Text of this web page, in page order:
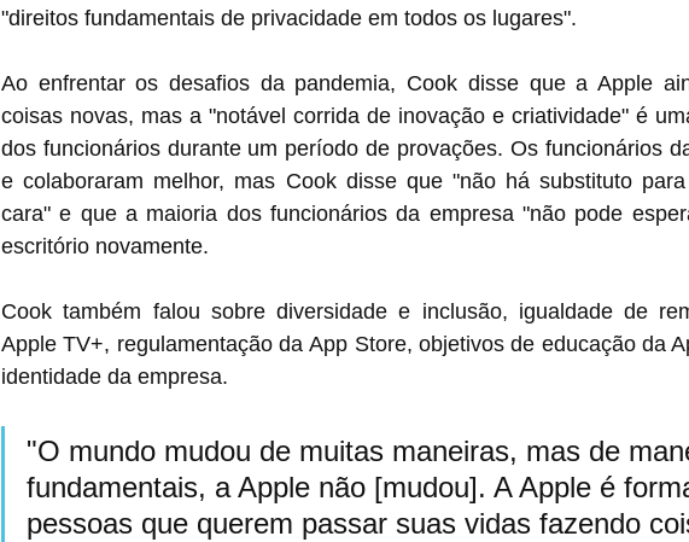
"direitos fundamentais de privacidade em todos os lugares".
Ao enfrentar os desafios da pandemia, Cook disse que a Apple
coisas novas, mas a "notável corrida de inovação e criatividade" é
dos funcionários durante um período de provações. Os funcionários
e colaboraram melhor, mas Cook disse que "não há substituto
cara" e que a maioria dos funcionários da empresa "não pode
escritório novamente.
Cook também falou sobre diversidade e inclusão, igualdade de
Apple TV+, regulamentação da ‌App Store‌, objetivos de educação da Apple e, curiosamente,
identidade da empresa.
"O mundo mudou de muitas maneiras, mas de
fundamentais, a Apple não [mudou]. A Apple é
pessoas que querem passar suas vidas fazendo